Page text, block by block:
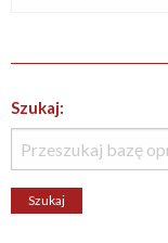
Szukaj: